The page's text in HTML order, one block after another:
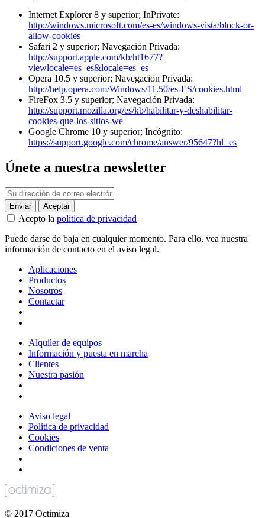
Internet Explorer 8 y superior; InPrivate:
http://windows.microsoft.com/es-es/windows-vista/block-or-
allow-cookies
Safari 2 y superior; Navegación Privada:
http://support.apple.com/kb/ht1677?
viewlocale=es_es&locale=es_es
Opera 10.5 y superior; Navegación Privada:
http://help.opera.com/Windows/11.50/es-ES/cookies.html
FireFox 3.5 y superior; Navegación Privada:
http://support.mozilla.org/es/kb/habilitar-y-deshabilitar-
cookies-que-los-sitios-we
Google Chrome 10 y superior; Incógnito:
https://support.google.com/chrome/answer/95647?hl=es
Únete a nuestra newsletter
Acepto la política de privacidad
Puede darse de baja en cualquier momento. Para ello, vea nuestra
información de contacto en el aviso legal.
Aplicaciones
Productos
Nosotros
Contactar
Alquiler de equipos
Información y puesta en marcha
Clientes
Nuestra pasión
Aviso legal
Política de privacidad
Cookies
Condiciones de venta
© 2017 Octimiza